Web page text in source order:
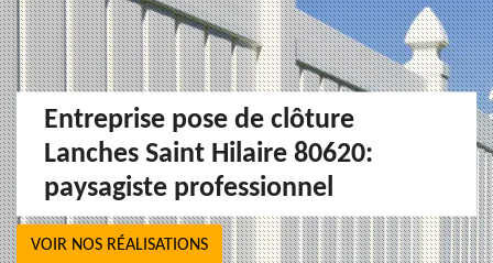
Entreprise pose de clôture
Lanches Saint Hilaire 80620:
paysagiste professionnel
VOIR NOS RÉALISATIONS